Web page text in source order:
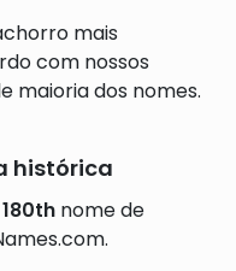
mais
com nossos
maioria dos nomes.
histórica
180th nome de